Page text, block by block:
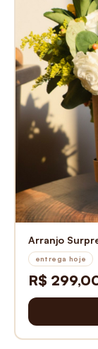
Arranjo
entrega hoje
R$